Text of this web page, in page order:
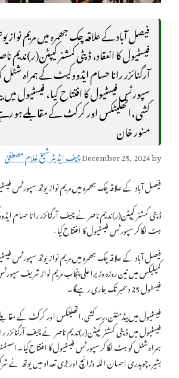
فیصل آباد کے علاقہ چک جھمرہ میں مریم
فیسٹیول کا انعقاد، ڈپٹی کمشنر
آرگنائزر رانا حسام ایڈووکیٹ کے ہمراہ
سپورٹس فیسٹیول کا افتتاح کیا، فیسٹیول
کشی،اتھلیٹکس اور کرکٹ کے مقابلے ہو
منور خان
December 25, 2024by
چیف ایڈیٹر شیخ غلام مصطفیٰ
فیصل آباد کے علاقہ چک جھمرہ میں مریم نواز یوتھ سپورٹس
ڈپٹی کمشنر کیپٹن(ر)ندیم ناصر نے چیف آرگنائزر رانا حسام
ہٹ لگاکر سپورٹس فیسٹیول کا افتتاح کیا-
فیصل آباد کے علاقہ چک جھمرہ میں مریم نواز یوتھ سپورٹس
کمپلیکس میں تین روزہ وزیراعلی پنجاب مریم نواز شریف
فیسٹول 25 دسمبر تک جاری رہےگا۔
فیسٹیول میں بیڈمنٹن،رسہ کشی،اتھلیٹکس اور کرکٹ کے
فیسٹیول میں ڈپٹی کمشنر کیپٹن(ر)ندیم ناصر نے چیف
ہمراہ شٹل کو ہٹ لگاکر سپورٹس فیسٹیول کا افتتاح
بشیر،چوہدری احسان اللہ وڑائچ اور بڑی تعداد میں یوتھ نے